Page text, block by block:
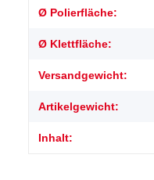
Produkteigenschaft
Wert
Ø Polierfläche:
Ø Klettfläche:
Versandgewicht:
Artikelgewicht:
Inhalt: